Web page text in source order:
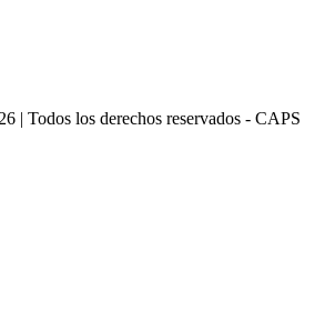
| Todos los derechos reservados - CAPS